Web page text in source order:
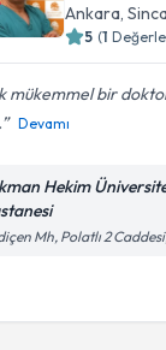
Ankara ,
5 (1
mükemmel bir
Devamı
Hekim
Mh, Polatlı 2